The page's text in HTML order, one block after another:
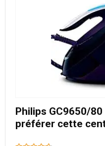
Philips GC9650/
préférer cette